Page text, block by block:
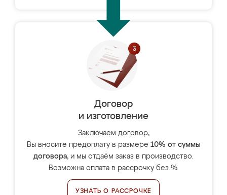
Договор
и изготовление
Заключаем договор,
Вы вносите предоплату в размере 10% от суммы
договора, и мы отдаём заказ в производство.
Возможна оплата в рассрочку без %.
УЗНАТЬ О РАССРОЧКЕ